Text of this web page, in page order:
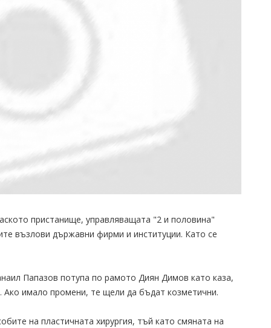
пристанище, управляващата "2 и половина"
възлови държавни фирми и институции. Като се
Папазов потупа по рамото Диян Димов като каза,
Ако имало промени, те щели да бъдат козметични.
на пластичната хирургия, тъй като смяната на